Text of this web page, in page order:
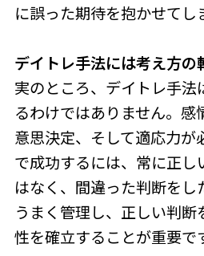
に誤った期待を抱かせてし
デイトレ手法には考え方の
実のところ、デイトレ手法
るわけではありません。感
意思決定、そして適応力が
で成功するには、常に正し
はなく、間違った判断をし
うまく管理し、正しい判断
性を確立することが重要で